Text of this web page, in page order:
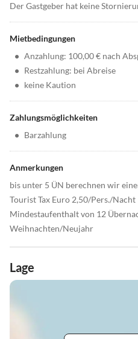
Der Gastgeber hat keine
Mietbedingungen
• Anzahlung: 100,00 € nach
• Restzahlung: bei Abreise
• keine Kaution
Zahlungsmöglichkeiten
• Barzahlung
Anmerkungen
bis unter 5 ÜN berechnen wir
Tourist Tax Euro 2,50/Pers./Nacht
Mindestaufenthalt von 12
Weihnachten/Neujahr
Lage